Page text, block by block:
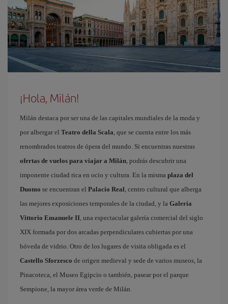
¡Hola, Milán!
Milán destaca por ser una de las capitales mundiales de la moda y
por albergar el Teatro della Scala, que se cuenta entre los más
renombrados teatros de ópera del mundo. Si encuentras nuestras
ofertas de vuelos para viajar a Milán, podrás descubrir una
imponente ciudad rica en ocio y cultura. En la misma plaza del
Duomo se encuentran el Palacio Real, centro cultural que alberga
las mejores exposiciones temporales de la ciudad, y la Galería
Vittorio Emanuele II, una espectacular galería comercial del siglo
XIX formada por dos arcadas perpendiculares cubiertas por una
bóveda de vidrio. Otro de los lugares de visita obligada es el
Castello Sforzesco de origen medieval y sede de varios museos, la
Pinacoteca, el Museo Egipcio o también, pasear por el parque
Sempione, la mayor área verde de Milán.